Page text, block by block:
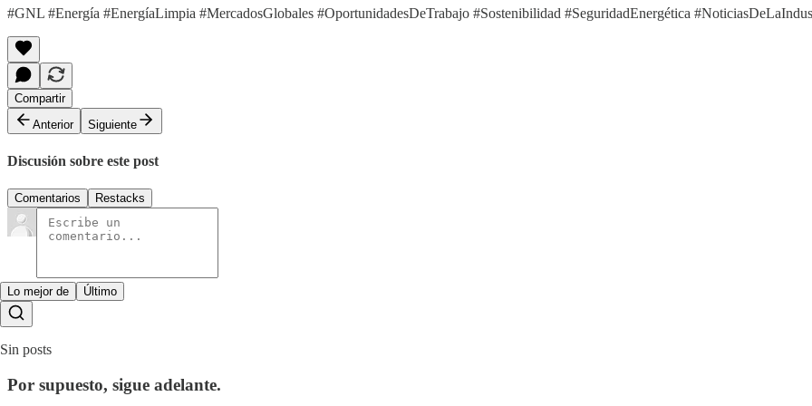
#GNL #Energía #EnergíaLimpia #MercadosGlobales #OportunidadesDeTrabajo #Sostenibilidad #SeguridadEnergética
Compartir
Anterior
Siguiente
Discusión sobre este post
Comentarios Restacks
Lo mejor de Último
Sin posts
Por supuesto, sigue adelante.